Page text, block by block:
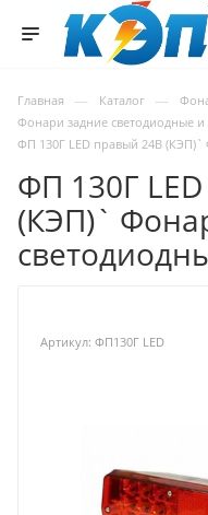
Главная — Каталог —
Фонари задние светодиодные и
ФП 130Г LED правый 24В
ФП 130Г
(КЭП)`
Артикул: ФП130Г LED